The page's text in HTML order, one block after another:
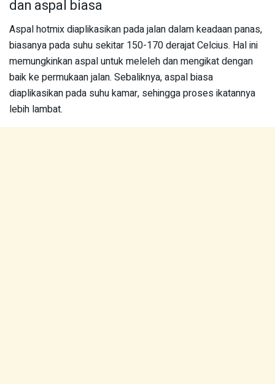
dan aspal biasa
Aspal hotmix diaplikasikan pada jalan dalam keadaan panas,
biasanya pada suhu sekitar 150-170 derajat Celcius. Hal ini
memungkinkan aspal untuk meleleh dan mengikat dengan
baik ke permukaan jalan. Sebaliknya, aspal biasa
diaplikasikan pada suhu kamar, sehingga proses ikatannya
lebih lambat.